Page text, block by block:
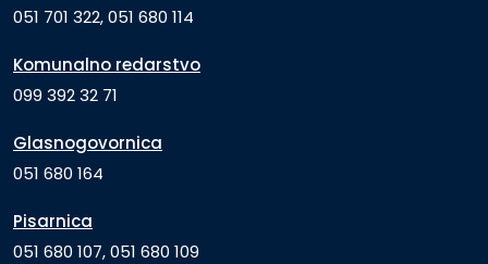
051 701 322, 051 680 114
Komunalno redarstvo
099 392 32 71
Glasnogovornica
051 680 164
Pisarnica
051 680 107, 051 680 109